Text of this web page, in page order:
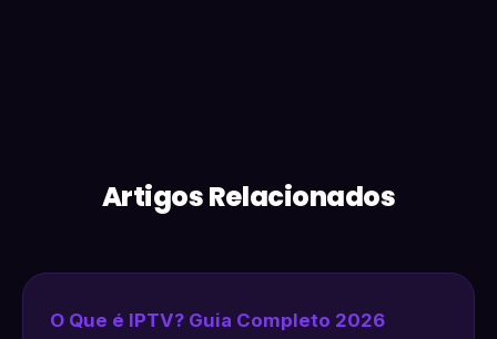
Artigos Relacionados
O Que é IPTV? Guia Completo 2026